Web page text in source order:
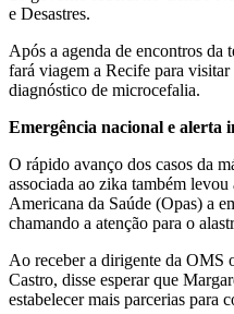
e Desastres.
Após a agenda de encontros da
fará viagem a Recife para
diagnóstico de microcefalia.
Emergência nacional e alerta
O rápido avanço dos casos da
associada ao zika também
Americana da Saúde (Opas) a
chamando a atenção para o
Ao receber a dirigente da OMS
Castro, disse esperar que
estabelecer mais parcerias para